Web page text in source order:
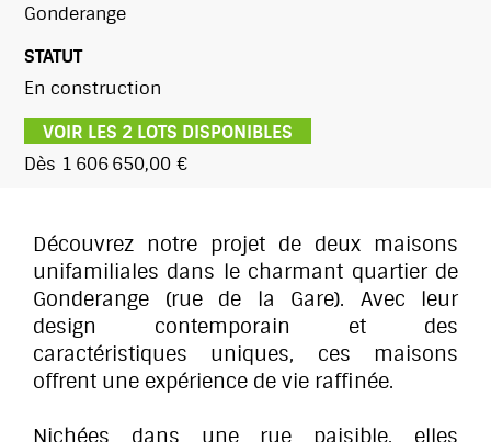
Gonderange
STATUT
En construction
VOIR LES 2 LOTS DISPONIBLES
Dès 1 606 650,00 €
Découvrez notre projet de deux maisons
unifamiliales dans le charmant quartier de
Gonderange (rue de la Gare). Avec leur
design contemporain et des
caractéristiques uniques, ces maisons
offrent une expérience de vie raffinée.